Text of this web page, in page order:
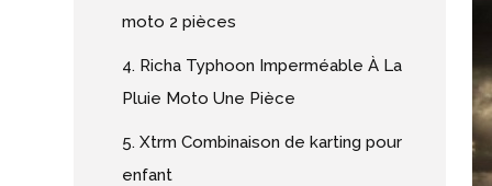
moto 2 pièces
4. Richa Typhoon Imperméable À La
Pluie Moto Une Pièce
5. Xtrm Combinaison de karting pour
enfant